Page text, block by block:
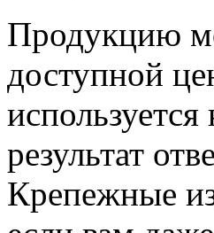
Продукцию
доступной
результат
Крепежные